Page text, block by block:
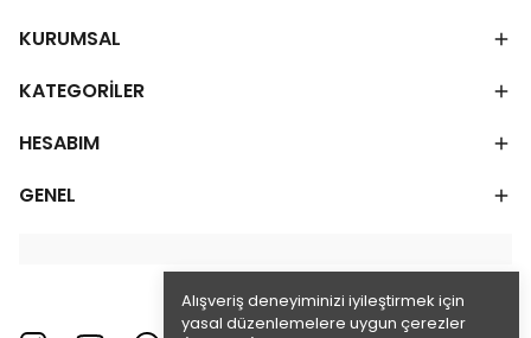
Alışveriş deneyiminizi iyileştirmek için
yasal düzenlemelere uygun çerezler
KURUMSAL
KATEGORİLER
HESABIM
GENEL